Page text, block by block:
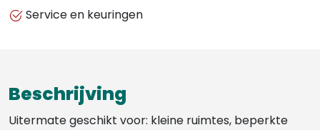
Service en keuringen
Beschrijving
Uitermate geschikt voor: kleine ruimtes, beperkte